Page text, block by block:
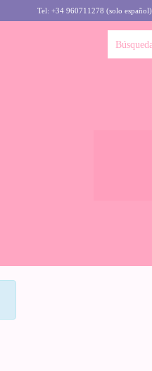
Tel: +34 960711278 (solo español)